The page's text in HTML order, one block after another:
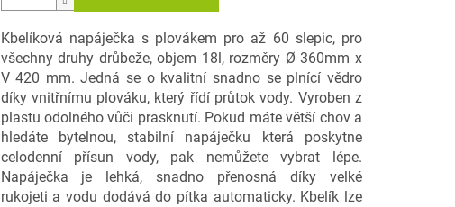
Kbelíková napáječka s plovákem pro až 60 slepic, pro
všechny druhy drůbeže, objem 18l, rozměry Ø 360mm x
V 420 mm. Jedná se o kvalitní snadno se plnící vědro
díky vnitřnímu plováku, který řídí průtok vody. Vyroben z
plastu odolného vůči prasknutí. Pokud máte větší chov a
hledáte bytelnou, stabilní napáječku která poskytne
celodenní přísun vody, pak nemůžete vybrat lépe.
Napáječka je lehká, snadno přenosná díky velké
rukojeti a vodu dodává do pítka automaticky. Kbelík lze